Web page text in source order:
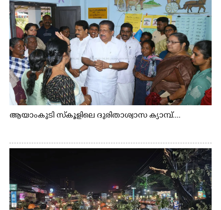
ആയാംകുടി സ്‌കൂളിലെ ദുരിതാശ്വാസ ക്യാമ്പ്....